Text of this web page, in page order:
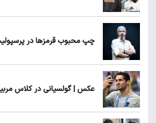
چپ محبوب قرمزها در
عکس | گولسیانی در کلاس